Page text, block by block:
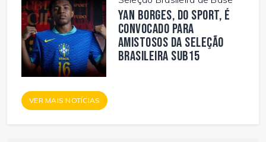
Yan Borges, do Sport, é
convocado para
amistosos da Seleção
Brasileira Sub15
VER MAIS NOTÍCIAS